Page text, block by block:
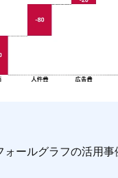
ォールグラフの活用事